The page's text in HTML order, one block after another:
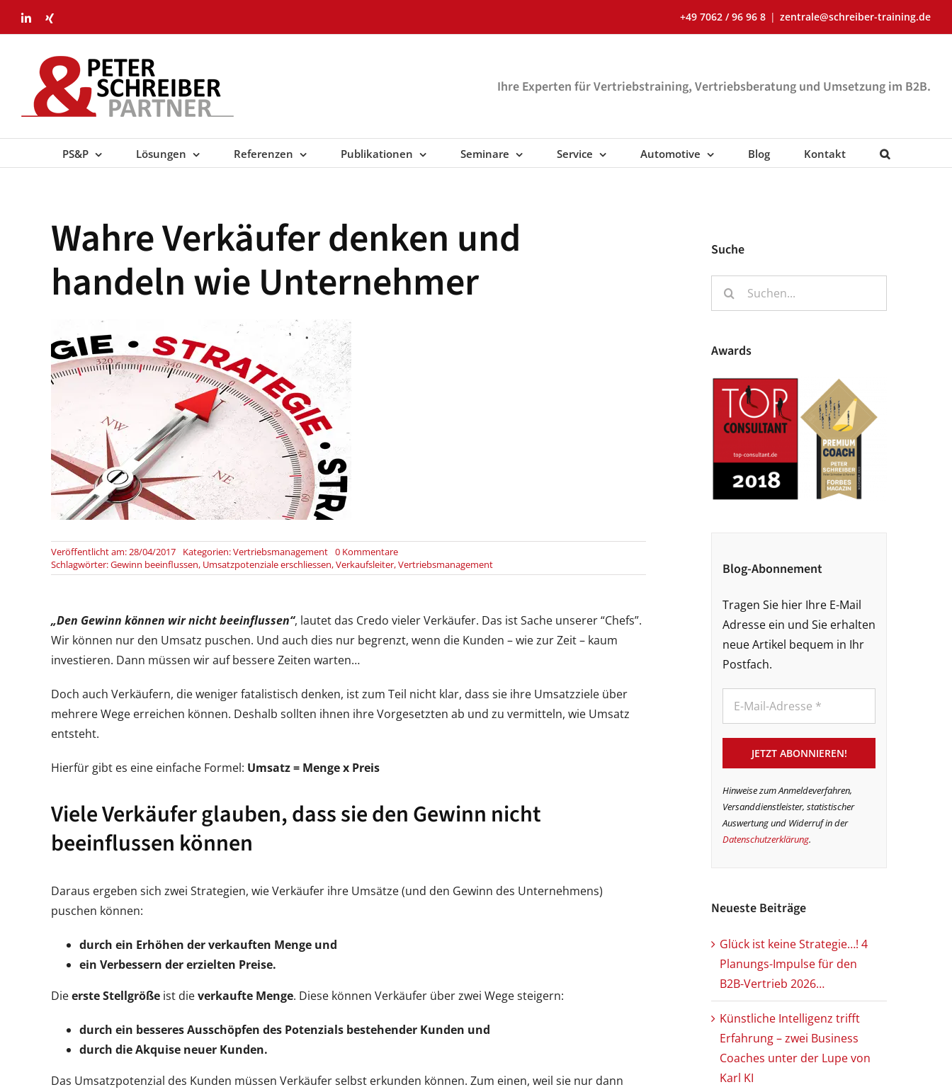
LinkedIn
Xing +49 7062 / 96 96 8 | zentrale@schreiber-training.de
Ihre Experten für Vertriebstraining, Vertriebsberatung und Umsetzung im B2B.
PS&P Lösungen Referenzen Publikationen Seminare Service Automotive Blog Kontakt
Wahre Verkäufer denken und
handeln wie Unternehmer
Veröffentlicht am: 28/04/2017 Kategorien:Vertriebsmanagement 0 Kommentareon
Wahre
Verkäufer
handeln
wie
Unternehmer
Schlagwörter:Gewinn beeinflussen, Umsatzpotenziale erschliessen,Verkaufsleiter,Vertriebsmanagement
„Den Gewinn können wir nicht beeinflussen“, lautet das Credo vieler Verkäufer. Das ist Sache unserer “Chefs”.
Wir können nur den Umsatz puschen. Und auch dies nur begrenzt, wenn die Kunden – wie zur Zeit – kaum
investieren. Dann müssen wir auf bessere Zeiten warten…
Doch auch Verkäufern, die weniger fatalistisch denken, ist zum Teil nicht klar, dass sie ihre Umsatzziele über
mehrere Wege erreichen können. Deshalb sollten ihnen ihre Vorgesetzten ab und zu vermitteln, wie Umsatz
entsteht.
Hierfür gibt es eine einfache Formel: Umsatz = Menge x Preis
Viele Verkäufer glauben, dass sie den Gewinn nicht
beeinflussen können
Daraus ergeben sich zwei Strategien, wie Verkäufer ihre Umsätze (und den Gewinn des Unternehmens)
puschen können:
durch ein Erhöhen der verkauften Menge und
ein Verbessern der erzielten Preise.
Dieerste Stellgrößeist dieverkaufte Menge. Diese können Verkäufer über zwei Wege steigern:
durch ein besseres Ausschöpfen des Potenzials bestehender Kunden und
durch die Akquise neuer Kunden.
Das Umsatzpotenzial des Kunden müssen Verkäufer selbst erkunden können. Zum einen, weil sie nur dann
Suche
Suche
Awards
Blog-Abonnement
Tragen Sie hier Ihre E-Mail
Adresse ein und Sie erhalten
neue Artikel bequem in Ihr
Postfach.
Hinweise zum Anmeldeverfahren,
Versanddienstleister, statistischer
Auswertung und Widerruf in der
Datenschutzerklärung.
Neueste Beiträge
Glück ist keine Strategie…! 4
Planungs-Impulse für den
B2B-Vertrieb 2026…
Künstliche Intelligenz trifft
Erfahrung – zwei Business
Coaches unter der Lupe von
Karl KI